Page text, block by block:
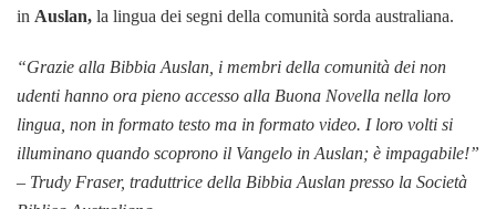
in Auslan, la lingua dei segni della comunità sorda australiana.
“Grazie alla Bibbia Auslan, i membri della comunità dei non
udenti hanno ora pieno accesso alla Buona Novella nella loro
lingua, non in formato testo ma in formato video. I loro volti si
illuminano quando scoprono il Vangelo in Auslan; è impagabile!”
– Trudy Fraser, traduttrice della Bibbia Auslan presso la Società